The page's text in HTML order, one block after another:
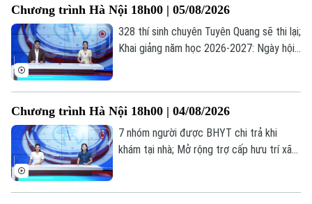
Chuyên mục
Thời sự
Hà Nội
Chính trị
Xã hội
Hà Nội
Nhịp sống Hà Nội
Người Hà Nội
Khoảnh khắc Hà Nội
Thế giới
Tin tức
Kinh tế
hôm nay.
Chương trình Hà Nội 18h00 | 05/08/2026
328 thí sinh chuyên Tuyên Quang sẽ thi lại;
Khai giảng năm học 2026-2027: Ngày hội
Chương trình Hà Nội 18h00 | 04/08/2026
7 nhóm người được BHYT chi trả khi
khám tại nhà; Mở rộng trợ cấp hưu trí xã